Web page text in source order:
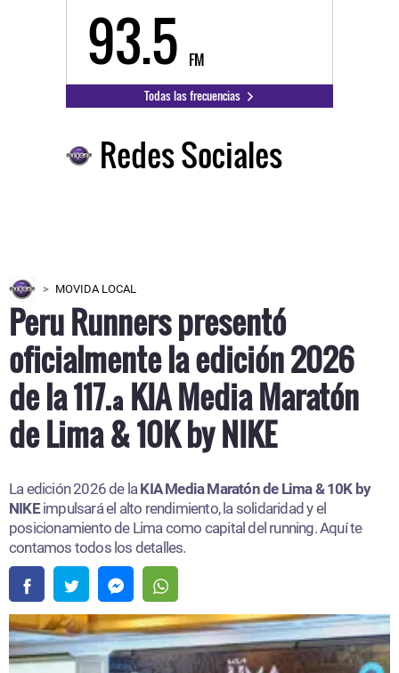
93.5 FM
Todas las frecuencias
Redes Sociales
MOVIDA LOCAL
Peru Runners presentó
oficialmente la edición 2026
de la 117.ª KIA Media Maratón
de Lima & 10K by NIKE
La edición 2026 de la KIA Media Maratón de Lima & 10K by
NIKEimpulsará el alto rendimiento, la solidaridad y el
posicionamiento de Lima como capital del running. Aquí te
contamos todos los detalles.